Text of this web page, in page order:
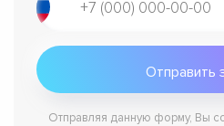
Отправляя данную форму, Вы